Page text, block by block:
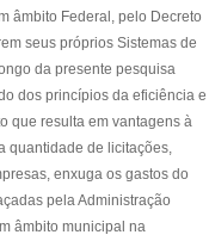
âmbito Federal, pelo Decreto
seus próprios Sistemas de
da presente pesquisa
dos princípios da eficiência e
que resulta em vantagens à
quantidade de licitações,
enxuga os gastos do
pela Administração
âmbito municipal na